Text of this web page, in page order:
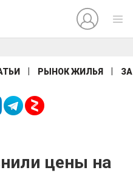
РЫНОК ЖИЛЬЯ
цены на